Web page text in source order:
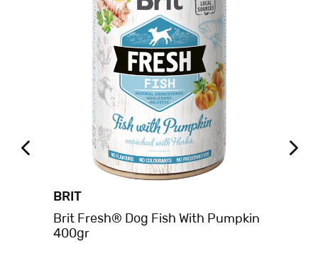
BRIT
Brit Fresh® Dog Fish With Pumpkin
400gr